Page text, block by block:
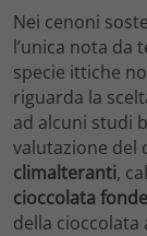
Nei cenoni
l’unica nota da
specie ittiche
riguarda la
ad alcuni studi
valutazione del
climalteranti,
cioccolata
della cioccolata